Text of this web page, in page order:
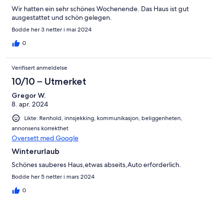
Wir hatten ein sehr schönes Wochenende. Das Haus ist gut
ausgestattet und schön gelegen.
Bodde her 3 netter i mai 2024
0
Verifisert anmeldelse
10/10 – Utmerket
Gregor W.
8. apr. 2024
Likte: Renhold, innsjekking, kommunikasjon, beliggenheten,
annonsens korrekthet
Oversett med Google
Winterurlaub
Schönes sauberes Haus,etwas abseits,Auto erforderlich.
Bodde her 5 netter i mars 2024
0